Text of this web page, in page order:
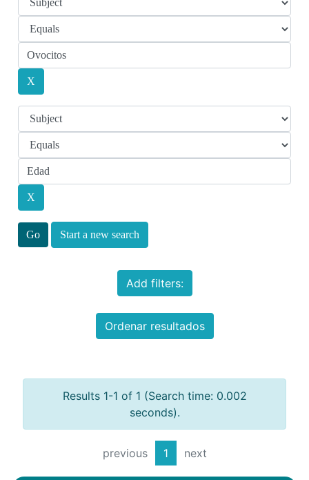
Start a new search
Add filters:
Ordenar resultados
Results 1-1 of 1 (Search time: 0.002
seconds).
previous 1 next